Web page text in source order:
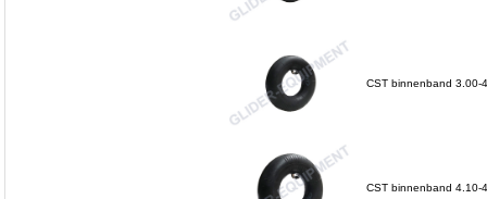
CST binnenband 3.00-
CST binnenband 4.10-